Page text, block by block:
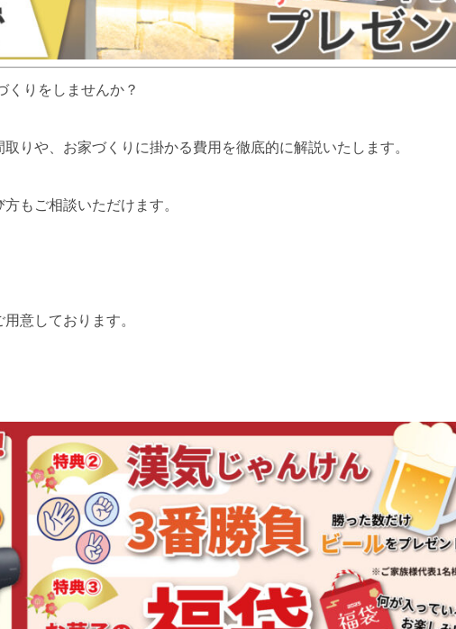
くりをしませんか？
りや、お家づくりに掛かる費用を徹底的に解説いたします。
もご相談いただけます。
意しております。